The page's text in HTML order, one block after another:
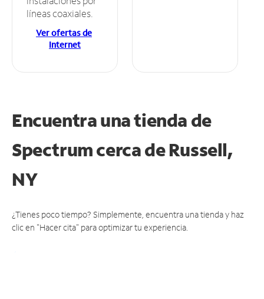
líneas coaxiales.
Ver ofertas de
Internet
Encuentra una tienda de
Spectrumcerca de Russell,
NY
¿Tienes poco tiempo? Simplemente, encuentra una tienda y haz
clic en "Hacer cita" para optimizar tu experiencia.